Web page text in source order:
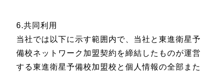
6.共同利用
当社では以下に示す範囲内で、当社と東進衛星予
備校ネットワーク加盟契約を締結したものが運営
する東進衛星予備校加盟校と個人情報の全部また